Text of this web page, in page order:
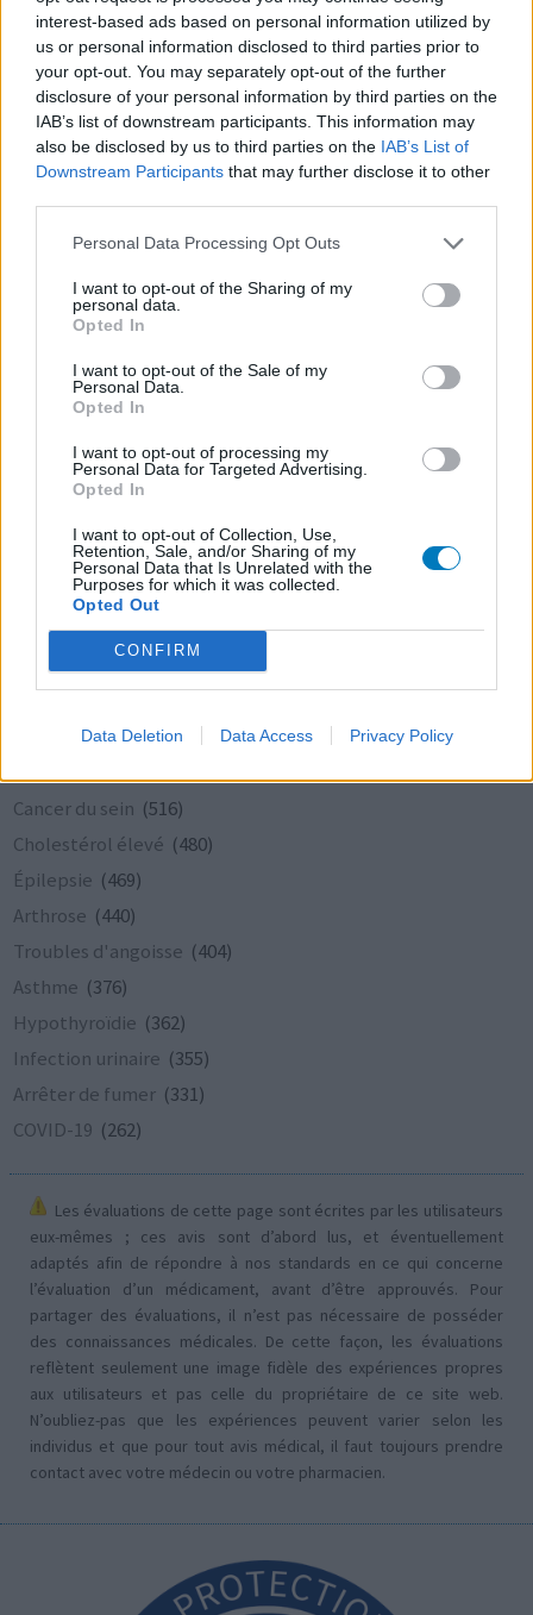
interest-based ads based on personal information utilized by
us or personal information disclosed to third parties prior to
your opt-out. You may separately opt-out of the further
disclosure of your personal information by third parties on the
IAB’s list of downstream participants. This information may
also be disclosed by us to third parties on the IAB’s List of
Downstream Participants that may further disclose it to other
Personal Data Processing Opt Outs
I want to opt-out of the Sharing of my
personal data.
Opted In
I want to opt-out of the Sale of my
Personal Data.
Opted In
I want to opt-out of processing my
Personal Data for Targeted Advertising.
Opted In
I want to opt-out of Collection, Use,
Retention, Sale, and/or Sharing of my
Personal Data that Is Unrelated with the
Purposes for which it was collected.
Opted Out
CONFIRM
Data Deletion Data Access Privacy Policy
Je ne m'étais jamais trop posé la question sur
d'éventuels effets indésirables concernant Mirena. J'ai
fais poser mon 1er stérilet après mon 3eme BB en juillet
2009 car j'ai toujours eu des règles abondantes qui
duraient 3 semaines en moyenne même sous différentes
pilules... J'ai changé mon stérilet au bout des 5 ans et je
m'aperçois qu'en fait j'ai qqs effets pas cools :...lire la
votre avis
Maladies ayant le plus d’expériences
Dépression(2206)
Angoisse / trouble panique(1877)
Contraception(1048)
Migraine
(819)
Hypertension(801)
Diabète type 2(651)
Insomnie(643)
Tension élevée(547)
Cancer du sein (516)
Cholestérol élevé (480)
Épilepsie (469)
Arthrose (440)
Troubles d'angoisse (404)
Asthme (376)
Hypothyroïdie (362)
Infection urinaire (355)
Arrêter de fumer (331)
COVID-19 (262)
Les évaluations de cette page sont écrites par les utilisateurs
eux-mêmes ; ces avis sont d’abord lus, et éventuellement
adaptés afin de répondre à nos standards en ce qui concerne
l’évaluation d’un médicament, avant d’être approuvés. Pour
partager des évaluations, il n’est pas nécessaire de posséder
des connaissances médicales. De cette façon, les évaluations
reflètent seulement une image fidèle des expériences propres
aux utilisateurs et pas celle du propriétaire de ce site web.
N’oubliez-pas que les expériences peuvent varier selon les
individus et que pour tout avis médical, il faut toujours prendre
contact avec votre médecin ou votre pharmacien.